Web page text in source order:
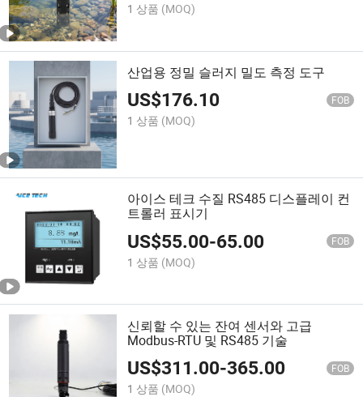
1 상품 (MOQ)
산업용 정밀 슬러지 밀도 측정 도구
US$176.10 FOB
1 상품 (MOQ)
아이스 테크 수질 RS485 디스플레이 컨
트롤러 표시기
US$55.00-65.00 FOB
1 상품 (MOQ)
신뢰할 수 있는 잔여 센서와 고급
Modbus-RTU 및 RS485 기술
US$311.00-365.00 FOB
1 상품 (MOQ)